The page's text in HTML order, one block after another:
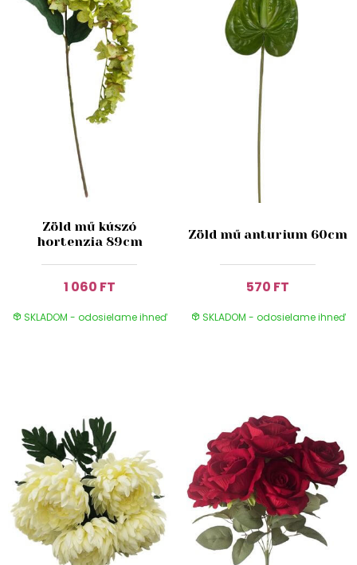
Zöld mű kúszó
hortenzia 89cm
1 060 FT
SKLADOM - odosielame ihneď
Zöld mű anturium 60cm
570 FT
SKLADOM - odosielame ihneď